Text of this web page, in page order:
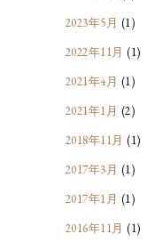
2023年5月 (1)
2022年11月 (1)
2021年4月 (1)
2021年1月 (2)
2018年11月 (1)
2017年3月 (1)
2017年1月 (1)
2016年11月 (1)